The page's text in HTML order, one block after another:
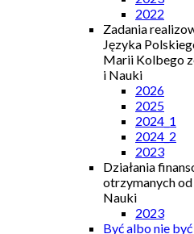
2022
Zadania
Języka
Marii Kolbego
i Nauki
2026
2025
2024_1
2024_2
2023
Działania
otrzymanych
Nauki
2023
Być albo nie